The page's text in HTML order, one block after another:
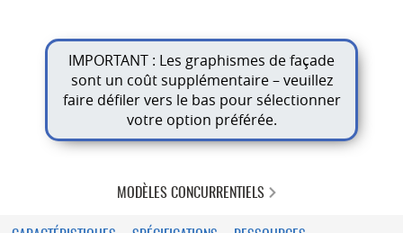
IMPORTANT : Les graphismes de façade
sont un coût supplémentaire – veuillez
faire défiler vers le bas pour sélectionner
votre option préférée.
MODÈLES CONCURRENTIELS